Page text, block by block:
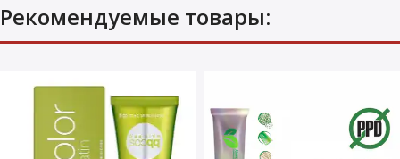
Рекомендуемые товары: